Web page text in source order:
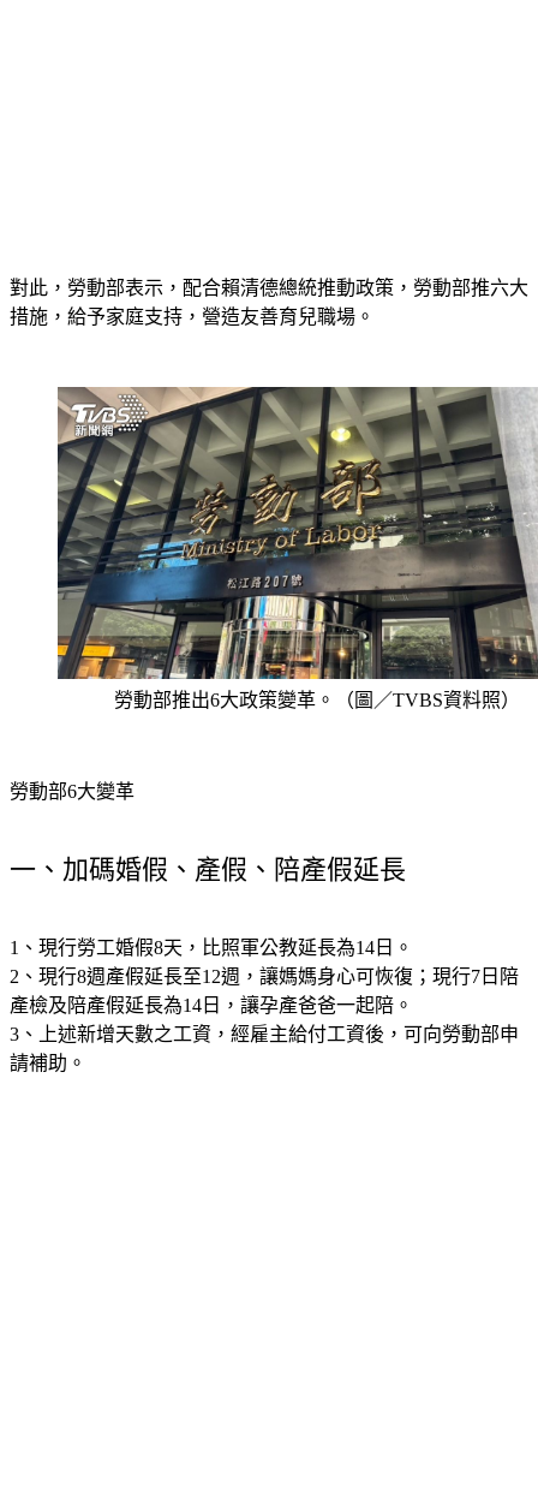
對此，勞動部表示，配合賴清德總統推動政策，勞動部推六大
措施，給予家庭支持，營造友善育兒職場。
勞動部推出6大政策變革。（圖／TVBS資料照）
勞動部6大變革
一、加碼婚假、產假、陪產假延長
1、現行勞工婚假8天，比照軍公教延長為14日。
2、現行8週產假延長至12週，讓媽媽身心可恢復；現行7日陪
產檢及陪產假延長為14日，讓孕產爸爸一起陪。
3、上述新增天數之工資，經雇主給付工資後，可向勞動部申
請補助。